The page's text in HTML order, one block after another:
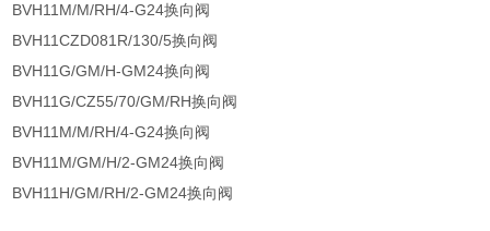
BVH11M/M/RH/4-G24换向阀
BVH11CZD081R/130/5换向阀
BVH11G/GM/H-GM24换向阀
BVH11G/CZ55/70/GM/RH换向阀
BVH11M/M/RH/4-G24换向阀
BVH11M/GM/H/2-GM24换向阀
BVH11H/GM/RH/2-GM24换向阀